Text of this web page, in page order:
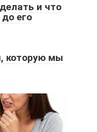
и что
его
которую мы